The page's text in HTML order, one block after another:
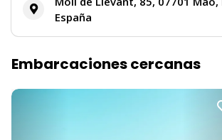
España
Embarcaciones cercanas